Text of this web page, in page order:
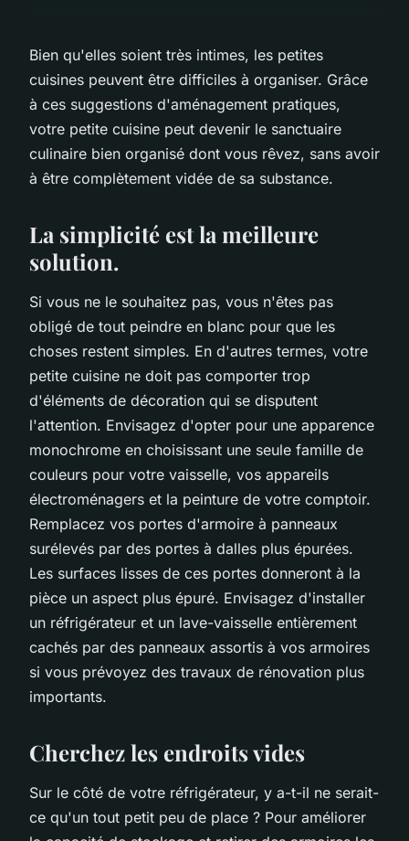
Bien qu'elles soient très intimes, les petites
cuisines peuvent être difficiles à organiser. Grâce
à ces suggestions d'aménagement pratiques,
votre petite cuisine peut devenir le sanctuaire
culinaire bien organisé dont vous rêvez, sans avoir
à être complètement vidée de sa substance.
La simplicité est la meilleure
solution.
Si vous ne le souhaitez pas, vous n'êtes pas
obligé de tout peindre en blanc pour que les
choses restent simples. En d'autres termes, votre
petite cuisine ne doit pas comporter trop
d'éléments de décoration qui se disputent
l'attention. Envisagez d'opter pour une apparence
monochrome en choisissant une seule famille de
couleurs pour votre vaisselle, vos appareils
électroménagers et la peinture de votre comptoir.
Remplacez vos portes d'armoire à panneaux
surélevés par des portes à dalles plus épurées.
Les surfaces lisses de ces portes donneront à la
pièce un aspect plus épuré. Envisagez d'installer
un réfrigérateur et un lave-vaisselle entièrement
cachés par des panneaux assortis à vos armoires
si vous prévoyez des travaux de rénovation plus
importants.
Cherchez les endroits vides
Sur le côté de votre réfrigérateur, y a-t-il ne serait-
ce qu'un tout petit peu de place ? Pour améliorer